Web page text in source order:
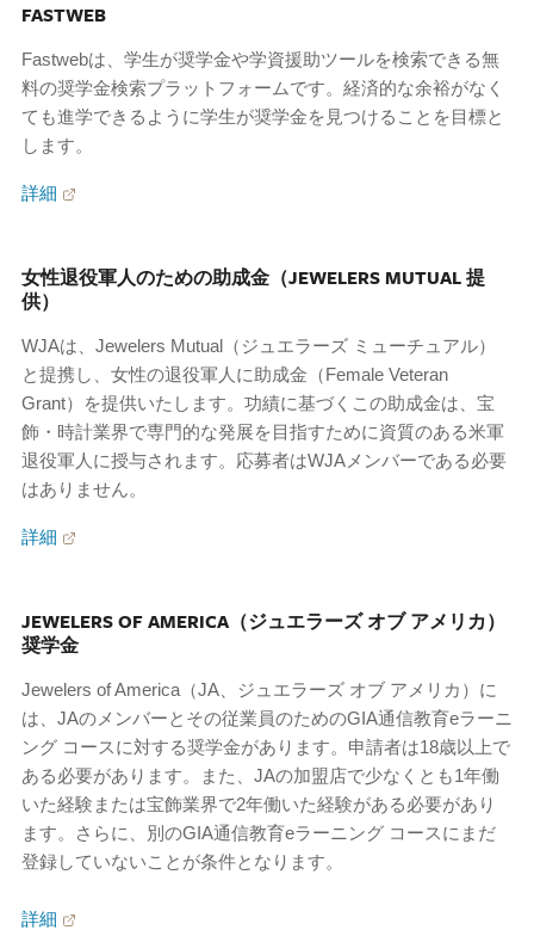
FASTWEB
Fastwebは、学生が奨学金や学資援助ツールを検索できる無
料の奨学金検索プラットフォームです。経済的な余裕がなく
ても進学できるように学生が奨学金を見つけることを目標と
します。
詳細
女性退役軍人のための助成金（JEWELERS MUTUAL 提
供）
WJAは、Jewelers Mutual（ジュエラーズ ミューチュアル）
と提携し、女性の退役軍人に助成金（Female Veteran
Grant）を提供いたします。功績に基づくこの助成金は、宝
飾・時計業界で専門的な発展を目指すために資質のある米軍
退役軍人に授与されます。応募者はWJAメンバーである必要
はありません。
詳細
JEWELERS OF AMERICA（ジュエラーズ オブ アメリカ）
奨学金
Jewelers of America（JA、ジュエラーズ オブ アメリカ）に
は、JAのメンバーとその従業員のためのGIA通信教育eラーニ
ング コースに対する奨学金があります。申請者は18歳以上で
ある必要があります。また、JAの加盟店で少なくとも1年働
いた経験または宝飾業界で2年働いた経験がある必要があり
ます。さらに、別のGIA通信教育eラーニング コースにまだ
登録していないことが条件となります。
詳細